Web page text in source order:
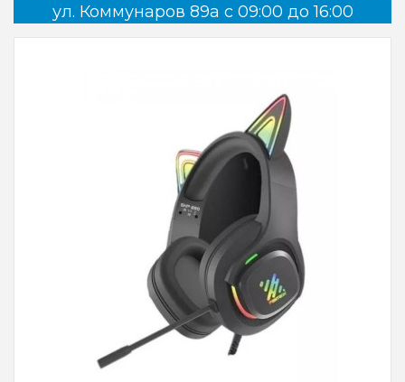
ул. Коммунаров 89а с 09:00 до 16:00